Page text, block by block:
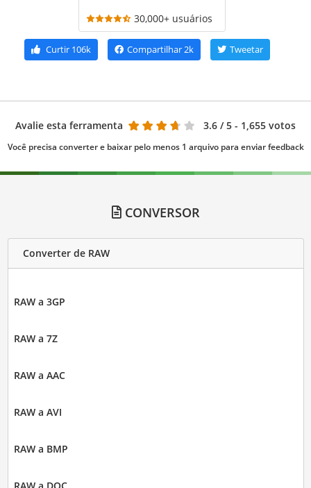
30,000+ usuários
Curtir 106k Compartilhar2k Tweetar
Avalie esta ferramenta 3.6 / 5 - 1,655 votos
Você precisa converter e baixar pelo menos 1 arquivo para enviar feedback
CONVERSOR
Converter de RAW
RAW a 3GP
RAW a 7Z
RAW a AAC
RAW a AVI
RAW a BMP